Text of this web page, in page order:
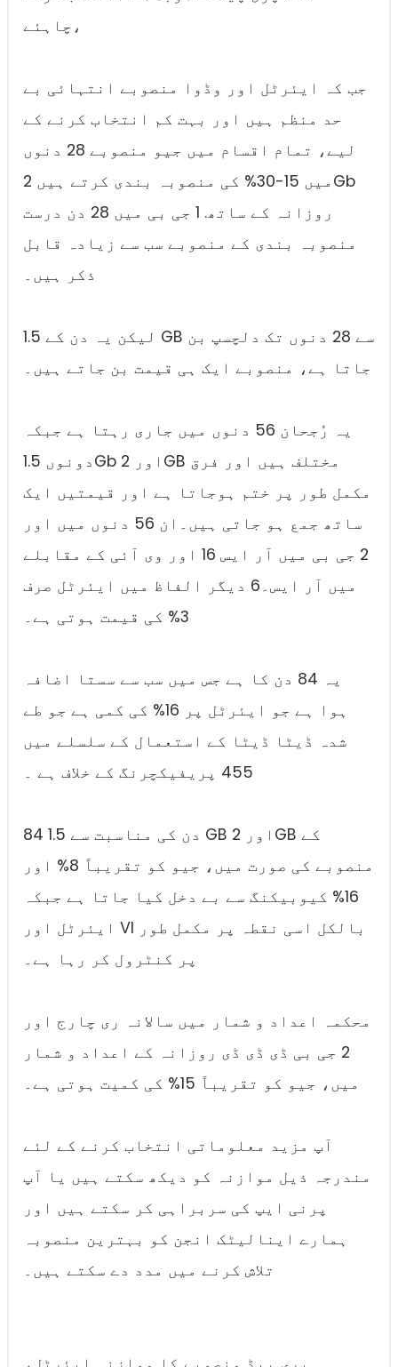
چاہئے،
جب کہ ایئرٹل اور وڈوا منصوبے انتہائی بے
حد منظم ہیں اور بہت کم انتخاب کرنے کے
لیے، تمام اقسام میں جیو منصوبے 28 دنوں
میں 15-30% کی منصوبہ بندی کرتے ہیں 2Gb
روزانہ کے ساتھ. 1 جی بی میں 28 دن درست
منصوبہ بندی کے منصوبے سب سے زیادہ قابل
ذکر ہیں۔
لیکن یہ دن کے 1.5 GB سے 28 دنوں تک دلچسپ بن
جاتا ہے، منصوبے ایک ہی قیمت بن جاتے ہیں۔
یہ رُجحان 56 دنوں میں جاری رہتا ہے جبکہ
دونوں 1.5Gb اور 2GB مختلف ہیں اور فرق
مکمل طور پر ختم ہوجاتا ہے اور قیمتیں ایک
ساتھ جمع ہو جاتی ہیں۔ان 56 دنوں میں اور
2 جی بی میں آر ایس 16 اور وی آئی کے مقابلے
میں آر ایس۔6 دیگر الفاظ میں ایئرٹل صرف
3% کی قیمت ہوتی ہے۔
یہ 84 دن کا ہے جس میں سب سے سستا اضافہ
ہوا ہے جو ایئرٹل پر 16% کی کمی ہے جو طے
شدہ ڈیٹا ڈیٹا کے استعمال کے سلسلے میں
455 پریفیکچرنگ کے خلاف ہے ۔
84 دن کی مناسبت سے 1.5 GB اور 2GB کے
منصوبے کی صورت میں، جیو کو تقریباً 8% اور
16% کیوبیکنگ سے بے دخل کیا جاتا ہے جبکہ
ایئرٹل اور VI بالکل اسی نقطہ پر مکمل طور
پر کنٹرول کر رہا ہے۔
محکمہ اعداد و شمار میں سالانہ ری چارج اور
2 جی بی ڈی ڈی ڈی روزانہ کے اعداد و شمار
میں، جیو کو تقریباً 15% کی کمیت ہوتی ہے۔
آپ مزید معلوماتی انتخاب کرنے کے لئے
مندرجہ ذیل موازنہ کو دیکھ سکتے ہیں یا آپ
پرنی ایپ کی سربراہی کر سکتے ہیں اور
ہمارے اینالیٹک انجن کو بہترین منصوبہ
تلاش کرنے میں مدد دے سکتے ہیں۔